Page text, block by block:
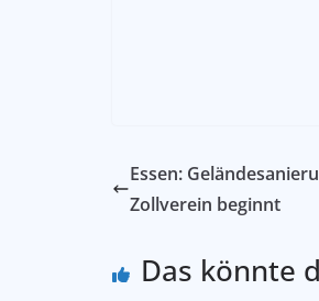
­Essen:
Zollverein beginnt
Das könnte